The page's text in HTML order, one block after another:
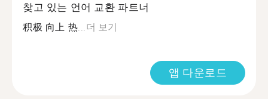
찾고 있는 언어 교환 파트너
积极 向上 热...더 보기
앱 다운로드